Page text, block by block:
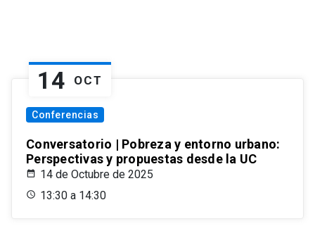
14 OCT
Conferencias
Conversatorio | Pobreza y entorno urbano:
Perspectivas y propuestas desde la UC
14 de Octubre de 2025
13:30 a 14:30